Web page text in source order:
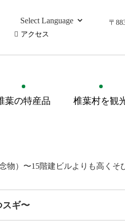
アクセス
〒
葉の特産品 椎葉村を観
物）〜15階建ビルよりも高くそ
スギ〜